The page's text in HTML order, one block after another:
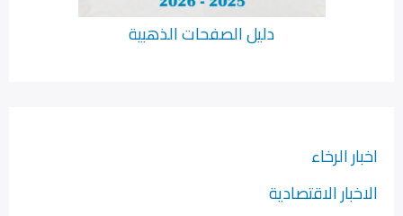
دليل الصفحات الذهبية
اخبار الرخاء
الاخبار الاقتصادية